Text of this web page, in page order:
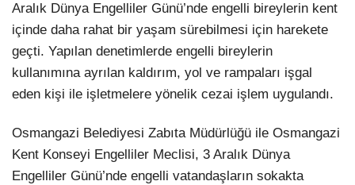
Dribbble
LinkedIn
Aralık Dünya Engelliler Günü’nde engelli bireylerin kent
içinde daha rahat bir yaşam sürebilmesi için harekete
geçti. Yapılan denetimlerde engelli bireylerin
kullanımına ayrılan kaldırım, yol ve rampaları işgal
eden kişi ile işletmelere yönelik cezai işlem uygulandı.
Osmangazi Belediyesi Zabıta Müdürlüğü ile Osmangazi
Kent Konseyi Engelliler Meclisi, 3 Aralık Dünya
Engelliler Günü’nde engelli vatandaşların sokakta